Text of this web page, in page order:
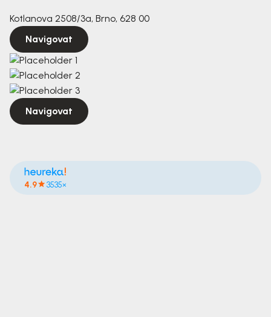
Kotlanova 2508/3a, Brno, 628 00
Navigovat
Navigovat
4.9 3535×